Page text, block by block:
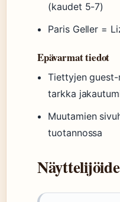
(kaudet 5-7)
Paris Geller =
Epävarmat tiedot
Tiettyjen
tarkka
Muutamien
tuotannossa